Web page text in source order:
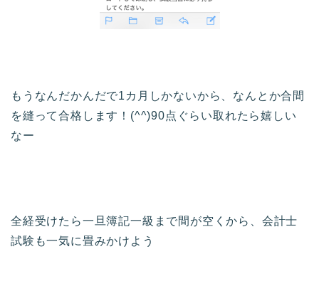
もうなんだかんだで1カ月しかないから、なんとか合間
を縫って合格します！(^^)90点ぐらい取れたら嬉しい
なー
全経受けたら一旦簿記一級まで間が空くから、会計士
試験も一気に畳みかけよう